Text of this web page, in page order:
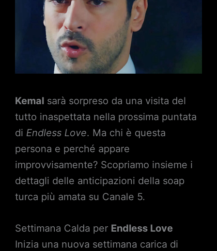
Kemal sarà sorpreso da una visita del
tutto inaspettata nella prossima puntata
di Endless Love. Ma chi è questa
persona e perché appare
improvvisamente? Scopriamo insieme i
dettagli delle anticipazioni della soap
turca più amata su Canale 5.
Settimana Calda per Endless Love
Inizia una nuova settimana carica di